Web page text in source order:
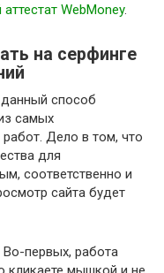
WebMoney.
на серфинге
способ
самых
Дело в том, что
для
соответственно и
сайта будет
первых, работа